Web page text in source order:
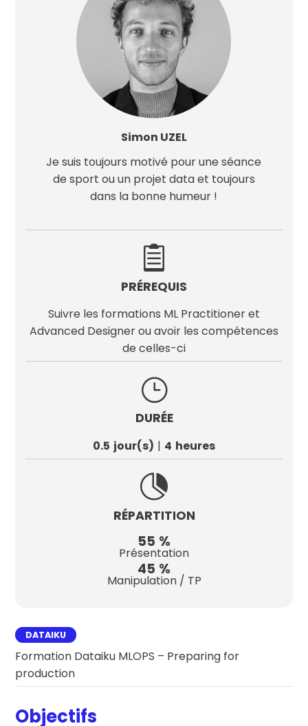
Simon UZEL
Je suis toujours motivé pour une séance
de sport ou un projet data et toujours
dans la bonne humeur !

PRÉREQUIS
Suivre les formations ML Practitioner et
Advanced Designer ou avoir les compétences
de celles-ci
}
DURÉE
0.5 jour(s) 4 heures

RÉPARTITION
55 %
Présentation
45 %
Manipulation / TP
DATAIKU
Formation Dataiku MLOPS – Preparing for
production
Objectifs